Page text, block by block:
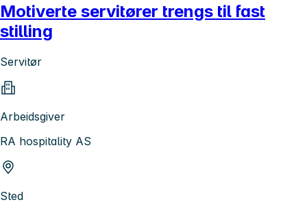
Motiverte servitører trengs til fast
stilling
Servitør
Arbeidsgiver
RA hospitality AS
Sted